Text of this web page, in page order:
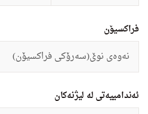
فراکسیۆن
نەوەى نوێ(سەرۆکی فراکسیۆن)
ئەندامییەتی لە لیژنەکان